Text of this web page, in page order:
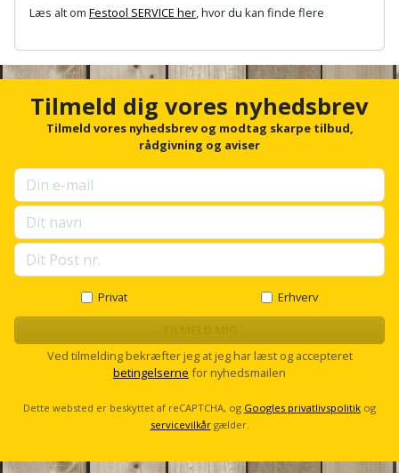
Vinkelslibertilbehør
Læs alt om Festool SERVICE her, hvor du kan finde flere
c
r
u
p
s
e
l
l
c
o
Tilmeld dig vores nyhedsbrev
Tilmeld vores nyhedsbrev og modtag skarpe tilbud,
rådgivning og aviser
Privat Erhverv
Ved tilmelding bekræfter jeg at jeg har læst og accepteret
betingelserne for nyhedsmailen
Dette websted er beskyttet af reCAPTCHA, og Googles privatlivspolitik og
servicevilkårgælder.